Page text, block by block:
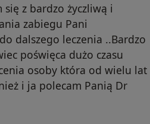
z bardzo życzliwą i
zabiegu Pani
dalszego leczenia ..Bardzo
poświęca dużo czasu
osoby która od wielu lat
i ja polecam Panią Dr